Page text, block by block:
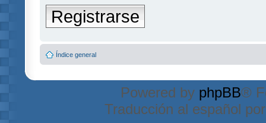
Registrarse
Índice general
Powered by phpBB®
Traducción al español